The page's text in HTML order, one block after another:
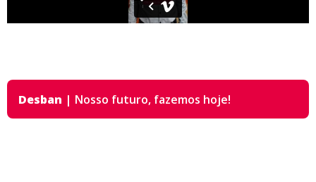
Desban | Nosso futuro, fazemos hoje!